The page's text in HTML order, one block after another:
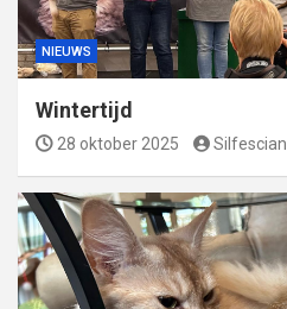
NIEUWS
Wintertijd
28 oktober 2025 Silfescian